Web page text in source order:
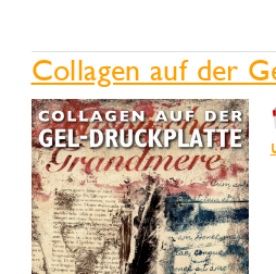
Collagen auf der